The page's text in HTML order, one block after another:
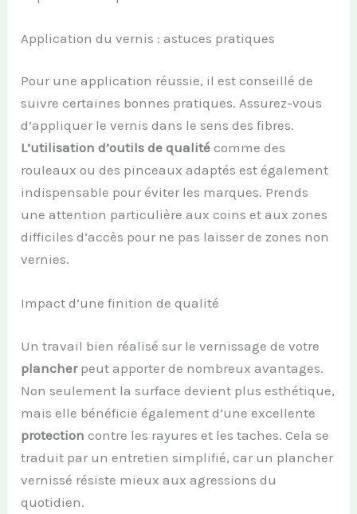
Application du vernis : astuces pratiques
Pour une application réussie, il est conseillé de
suivre certaines bonnes pratiques. Assurez-vous
d’appliquer le vernis dans le sens des fibres.
L’utilisation d’outils de qualité comme des
rouleaux ou des pinceaux adaptés est également
indispensable pour éviter les marques. Prends
une attention particulière aux coins et aux zones
difficiles d’accès pour ne pas laisser de zones non
vernies.
Impact d’une finition de qualité
Un travail bien réalisé sur le vernissage de votre
plancherpeut apporter de nombreux avantages.
Non seulement la surface devient plus esthétique,
mais elle bénéficie également d’une excellente
protection contre les rayures et les taches. Cela se
traduit par un entretien simplifié, car un plancher
vernissé résiste mieux aux agressions du
quotidien.